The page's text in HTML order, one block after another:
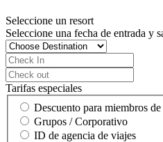
Seleccione un resort
Seleccione una fecha de entrada y
Tarifas especiales
Descuento para miembros
Grupos / Corporativo
ID de agencia de viajes